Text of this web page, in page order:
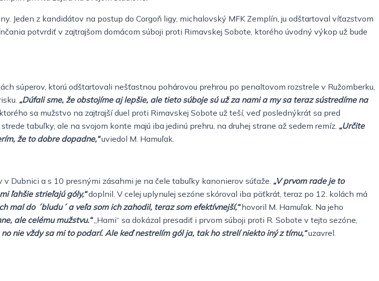
Jeden z kandidátov na postup do Corgoň ligy, michalovský MFK Zemplín, ju odštartoval víťazstvom
potvrdiť v zajtrajšom domácom súboji proti Rimavskej Sobote, ktorého úvodný výkop už bude
súperov, ktorú odštartovali nešťastnou pohárovou prehrou po penaltovom rozstrele v Ružomberku,
„Dúfali sme, že obstojíme aj lepšie, ale tieto súboje sú už za nami a my sa teraz sústredíme na
sa mužstvo na zajtrajší duel proti Rimavskej Sobote už teší, veď poslednýkrát sa pred
tabuľky, ale na svojom konte majú iba jedinú prehru, na druhej strane až sedem remíz. „Určite
že to dobre dopadne,“uviedol M. Hamuľak.
Dubnici a s 10 presnými zásahmi je na čele tabuľky kanonierov súťaže. „V prvom rade je to
ľahšie strieľajú góly,“doplnil. V celej uplynulej sezóne skóroval iba päťkrát, teraz po 12. kolách má
mal do ´bludu´ a veľa som ich zahodil, teraz som efektívnejší,“hovoril M. Hamuľak. Na jeho
ale celému mužstvu.“„Hami“ sa dokázal presadiť i prvom súboji proti R. Sobote v tejto sezóne,
nie vždy sa mi to podarí. Ale keď nestrelím gól ja, tak ho strelí niekto iný z tímu,“uzavrel.